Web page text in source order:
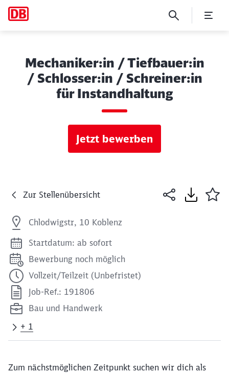
Mechaniker:in / Tiefbauer:in
/ Schlosser:in / Schreiner:in
für Instandhaltung
Jetzt bewerben
Zur Stellenübersicht
Chlodwigstr, 10 Koblenz
Startdatum: ab sofort
Bewerbung noch möglich
Vollzeit/Teilzeit (Unbefristet)
Job-Ref.: 191806
Bau und Handwerk
+ 1
Zum nächstmöglichen Zeitpunkt suchen wir dich als